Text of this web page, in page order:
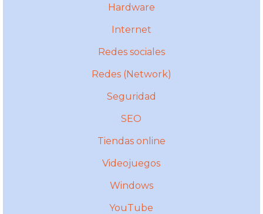
Hardware
Internet
Redes sociales
Redes (Network)
Seguridad
SEO
Tiendas online
Videojuegos
Windows
YouTube